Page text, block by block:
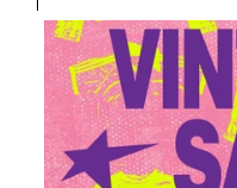
TAGE
STIPP